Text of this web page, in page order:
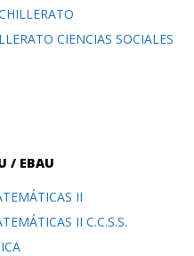
CIENCIAS SOCIALES
/ EBAU
II
II C.C.S.S.